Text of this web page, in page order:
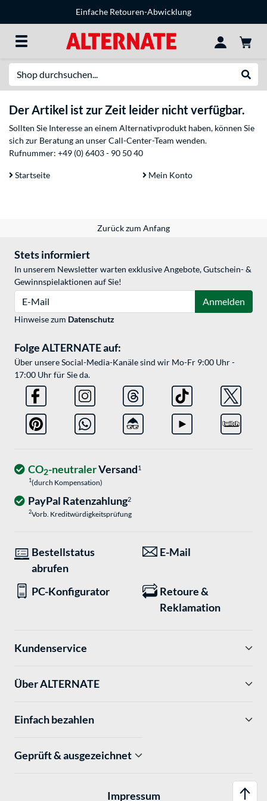
Einfache Retouren-Abwicklung
Der Artikel ist zur Zeit leider nicht verfügbar.
Sollten Sie Interesse an einem Alternativprodukt haben, können Sie
sich zur Beratung an unser Call-Center-Team wenden.
Rufnummer: +49 (0) 6403 - 90 50 40
Startseite Mein Konto
Zurück zum Anfang
Stets informiert
In unserem Newsletter warten exklusive Angebote, Gutschein- &
Gewinnspielaktionen auf Sie!
Anmelden
Hinweise zum Datenschutz
Folge ALTERNATE auf:
Über unsere Social-Media-Kanäle sind wir Mo-Fr 9:00 Uhr -
17:00 Uhr für Sie da.
CO2-neutralerVersand1
1(durch Kompensation)
PayPal Ratenzahlung2
2Vorb. Kreditwürdigkeitsprüfung
Bestellstatus
abrufen
E-Mail
PC-Konfigurator
Retoure &
Reklamation
Kundenservice
Über ALTERNATE
Einfach bezahlen
Geprüft & ausgezeichnet
Impressum